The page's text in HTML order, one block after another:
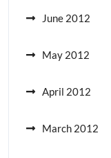
June 2012
May 2012
April 2012
March 2012